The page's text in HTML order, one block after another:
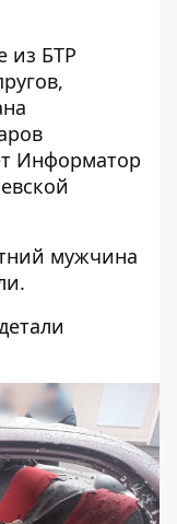
из БТР
Информатор
мужчина